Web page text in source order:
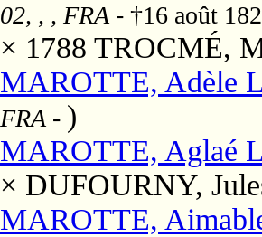
02, , , FRA - †16 août
× 1788 TROCMÉ,
MAROTTE, Adèle
FRA - )
MAROTTE, Aglaé
× DUFOURNY,
MAROTTE,